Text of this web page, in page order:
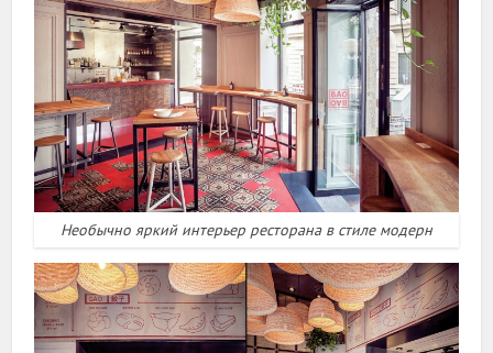
Необычно яркий интерьер ресторана в стиле модерн